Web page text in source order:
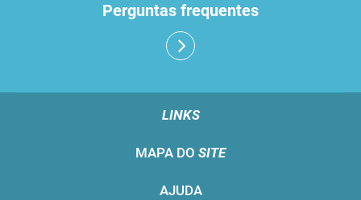
Perguntas frequentes
LINKS
MAPA DO SITE
AJUDA